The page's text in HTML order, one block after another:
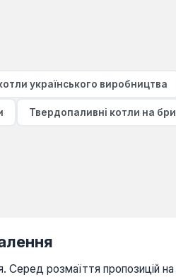
українського виробництва
Твердопаливні котли на
розмаїття пропозицій